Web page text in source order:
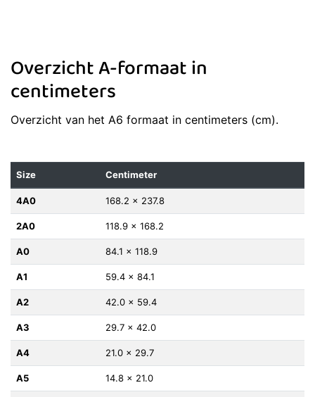
Overzicht A-formaat in
centimeters
Overzicht van het A6 formaat in centimeters (cm).
Size Centimeter
4A0 168.2 x 237.8
2A0 118.9 x 168.2
A0 84.1 x 118.9
A1 59.4 x 84.1
A2 42.0 x 59.4
A3 29.7 x 42.0
A4 21.0 x 29.7
A5 14.8 x 21.0